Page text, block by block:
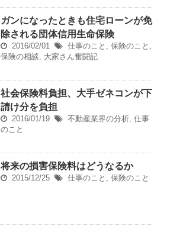
ガンになったときも住宅ローンが免
除される団体信用生命保険
2016/02/01 仕事のこと , 保険のこと ,
保険の相談, 大家さん奮闘記
社会保険料負担、大手ゼネコンが下
請け分を負担
2016/01/19 不動産業界の分析, 仕事
のこと
将来の損害保険料はどうなるか
2015/12/25 仕事のこと , 保険のこと